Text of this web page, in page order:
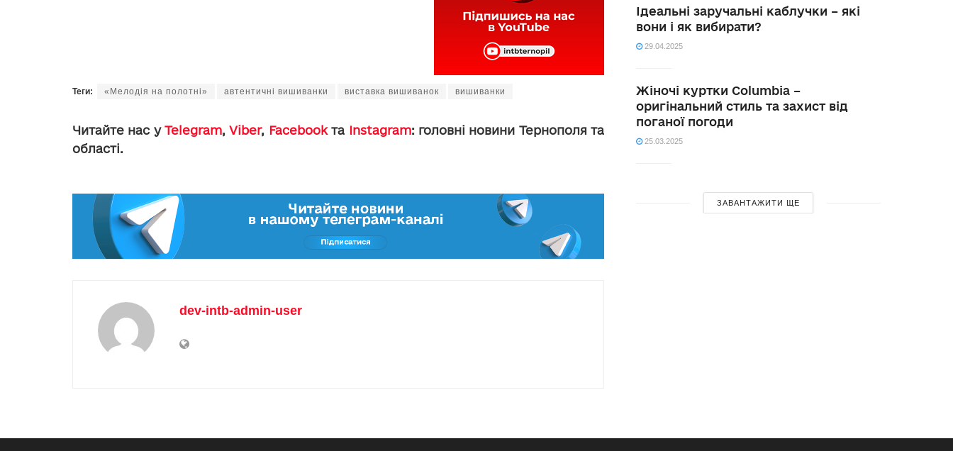
Теги: «Мелодія на полотні» автентичні вишиванки виставка вишиванок вишиванки
Читайте нас уTelegram,Viber, Facebookта Instagram: головні новини Тернополя та
області.
dev-intb-admin-user
Ідеальні заручальні каблучки – які
вони і як вибирати?
29.04.2025
Жіночі куртки Columbia –
оригінальний стиль та захист від
поганої погоди
25.03.2025
ЗАВАНТАЖИТИ ЩЕ